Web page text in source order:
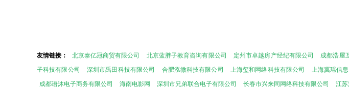
友情链接： 北京泰亿冠商贸有限公司 北京蓝胖子教育咨询有限公司 定州市卓越房产经纪有限公司 成都浩屋
子科技有限公司
深圳市禹田科技有限公司 合肥泓微科技有限公司 上海玺和网络科技有限公司 上海冀瑶信
成都语沐电子商务有限公司
海南电影网 深圳市兄弟联合电子有限公司 长春市兴来同网络科技有限公司 江苏